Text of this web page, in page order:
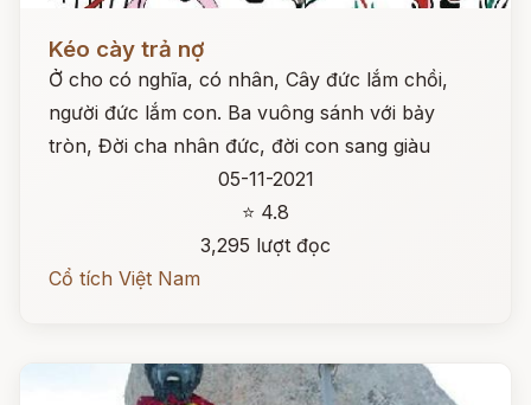
Kéo cày trả nợ
Ở cho có nghĩa, có nhân, Cây đức lắm chồi,
người đức lắm con. Ba vuông sánh với bảy
tròn, Đời cha nhân đức, đời con sang giàu
05-11-2021
⭐ 4.8
3,295 lượt đọc
Cổ tích Việt Nam